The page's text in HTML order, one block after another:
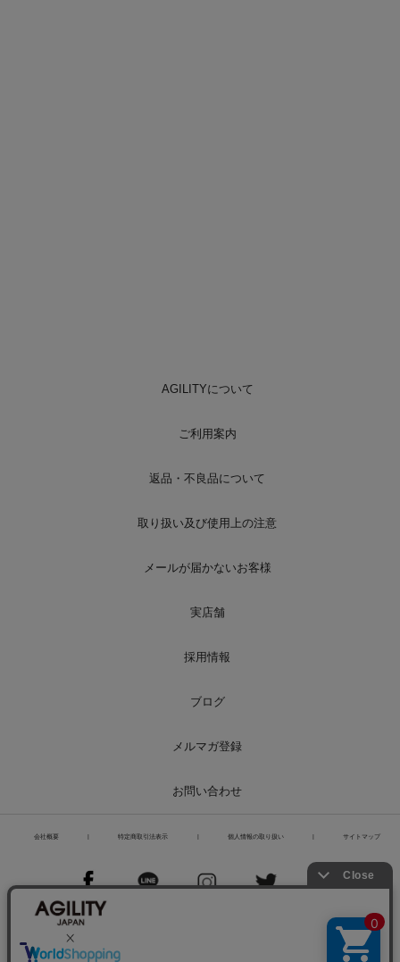
AGILITYについて
ご利用案内
返品・不良品について
取り扱い及び使用上の注意
メールが届かないお客様
実店舗
採用情報
ブログ
メルマガ登録
お問い合わせ
会社概要 特定商取引法表示 個人情報の取り扱い サイトマップ